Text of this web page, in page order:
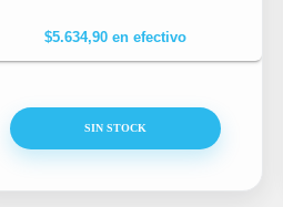
$5.634,90en efectivo
SIN STOCK